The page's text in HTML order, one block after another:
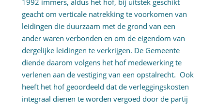
1992 immers, aldus het hof, bij uitstek geschikt
geacht om verticale natrekking te voorkomen van
leidingen die duurzaam met de grond van een
ander waren verbonden en om de eigendom van
dergelijke leidingen te verkrijgen. De Gemeente
diende daarom volgens het hof medewerking te
verlenen aan de vestiging van een opstalrecht. Ook
heeft het hof geoordeeld dat de verleggingskosten
integraal dienen te worden vergoed door de partij